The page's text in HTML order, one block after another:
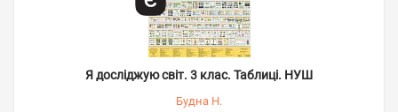
Я досліджую світ. 3 клас. Таблиці. НУШ
Будна Н.